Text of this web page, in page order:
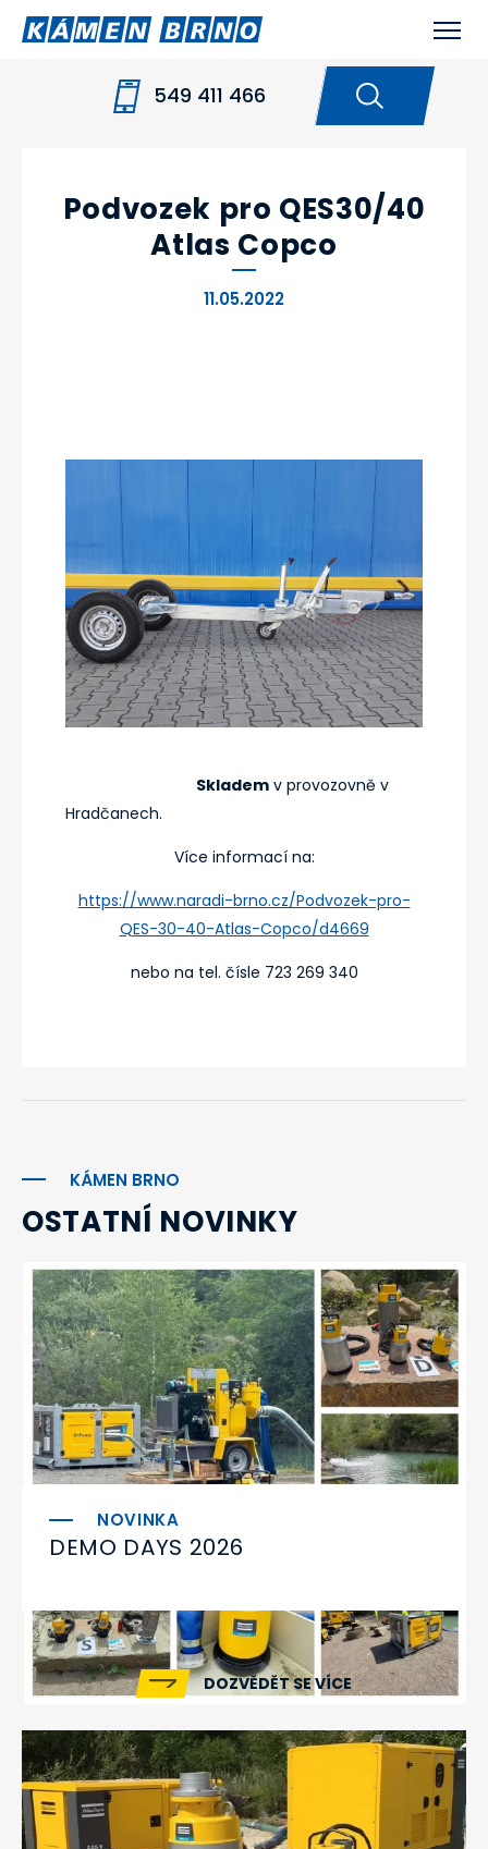
549 411 466
NOVINKY
PODVOZEK PRO QES30/40
Podvozek pro QES30/40
Atlas Copco
11.05.2022
Skladem v provozovně v
Hradčanech.
Více informací na:
https://www.naradi-brno.cz/Podvozek-pro-
QES-30-40-Atlas-Copco/d4669
nebo na tel. čísle 723 269 340
KÁMEN BRNO
OSTATNÍ NOVINKY
DEMO DAYS 2026
DOZVĚDĚT SE VÍCE